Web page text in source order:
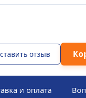
отзыв
и оплата